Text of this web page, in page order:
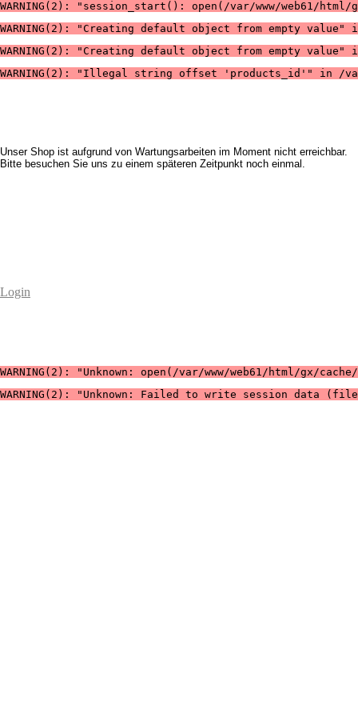
WARNING(2): "session_start(): open(/var/www/web61/
WARNING(2): "Creating default object from empty value"
WARNING(2): "Creating default object from empty value"
WARNING(2): "Illegal string offset 'products_id'" in /var/
Unser Shop ist aufgrund von Wartungsarbeiten im Moment nicht erreichbar.
Bitte besuchen Sie uns zu einem späteren Zeitpunkt noch einmal.
Login
WARNING(2): "Unknown: open(/var/www/web61/html/gx/
WARNING(2): "Unknown: Failed to write session data